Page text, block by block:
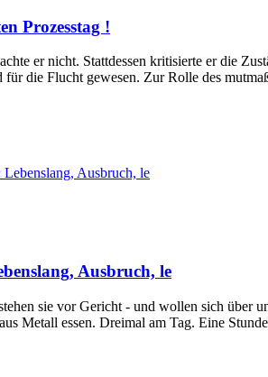
Prozesstag !
er nicht. Stattdessen kritisierte er die
für die Flucht gewesen. Zur Rolle des
Ausbruch, le
Ausbruch, le
sie vor Gericht - und wollen sich über
Metall essen. Dreimal am Tag. Eine